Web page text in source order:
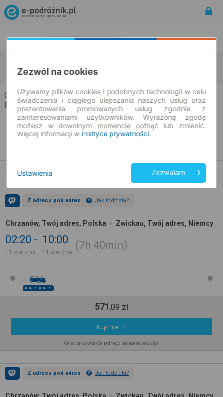
11.08.2026 | -- : --
Chrzanów → Zwickau
Rozkład jazdy i bilety
Z adresu pod adres Jak to działa?
Chrzanów, Twój adres, Polska Zwickau, Twój adres, Niemcy
02:20
11 sierpnia
10:00
11 sierpnia
7h 40min
ADRES-ADRES
571,09 zł
Kup Bilet
Cena całkowita dla jednego pasażera bez ulgi
Z adresu pod adres Jak to działa?
Zezwól na cookies
Używamy plików cookies i podobnych technologii w celu
świadczenia i ciągłego ulepszania naszych usług oraz
prezentowania promowanych usług zgodnie z
zainteresowaniami użytkowników. Wyrażoną zgodę
możesz w dowolnym momencie cofnąć lub zmienić.
Więcej informacji w Polityce prywatności.
Ustawienia Zezwalam